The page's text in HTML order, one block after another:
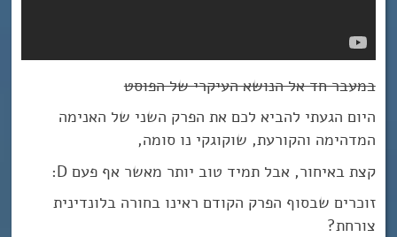
במעבר חד אל הנושא העיקרי של הפוסט
היום הגעתי להביא לכם את הפרק השני של האנימה
המדהימה והקורעת, שוקוגקי נו סומה,
קצת באיחור, אבל תמיד טוב יותר מאשר אף פעם D:
זוכרים שבסוף הפרק הקודם ראינו בחורה בלונדינית
צורחת?